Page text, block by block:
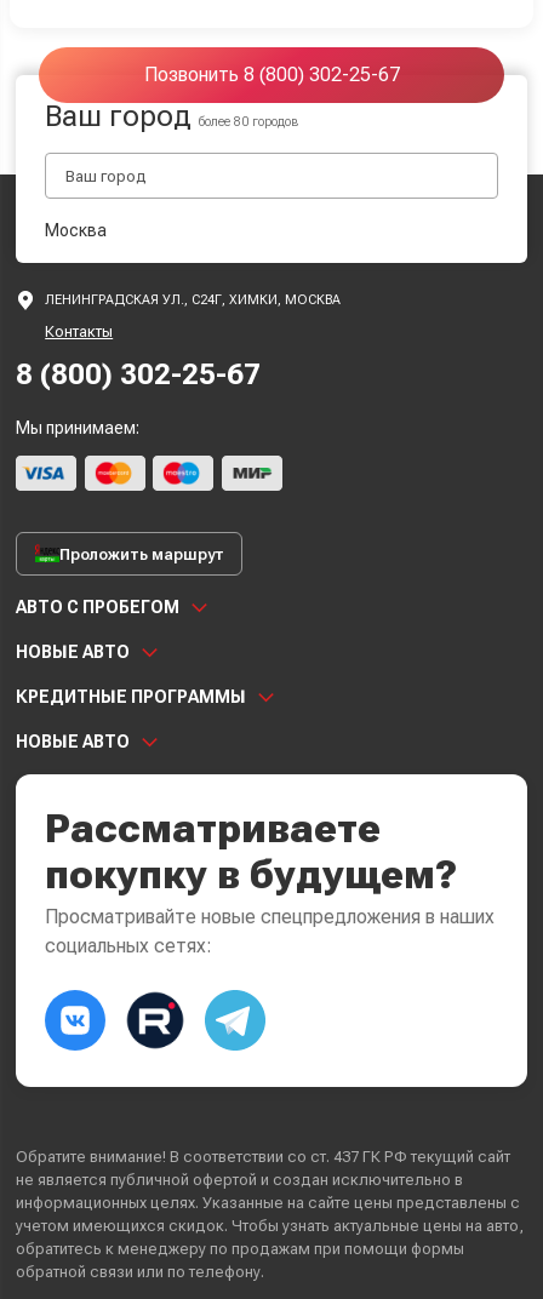
Позвонить 8 (800) 302-25-67
Ваш городболее 80 городов
Москва
ЛЕНИНГРАДСКАЯ УЛ., С24Г, ХИМКИ, МОСКВА
Контакты
8 (800) 302-25-67
Мы принимаем:
Проложить маршрут
АВТО С ПРОБЕГОМ
НОВЫЕ АВТО
КРЕДИТНЫЕ ПРОГРАММЫ
НОВЫЕ АВТО
Рассматриваете
покупку в будущем?
Просматривайте новые спецпредложения в наших
социальных сетях:
Обратите внимание! В соответствии со ст. 437 ГК РФ текущий сайт
не является публичной офертой и создан исключительно в
информационных целях. Указанные на сайте цены представлены с
учетом имеющихся скидок. Чтобы узнать актуальные цены на авто,
обратитесь к менеджеру по продажам при помощи формы
обратной связи или по телефону.